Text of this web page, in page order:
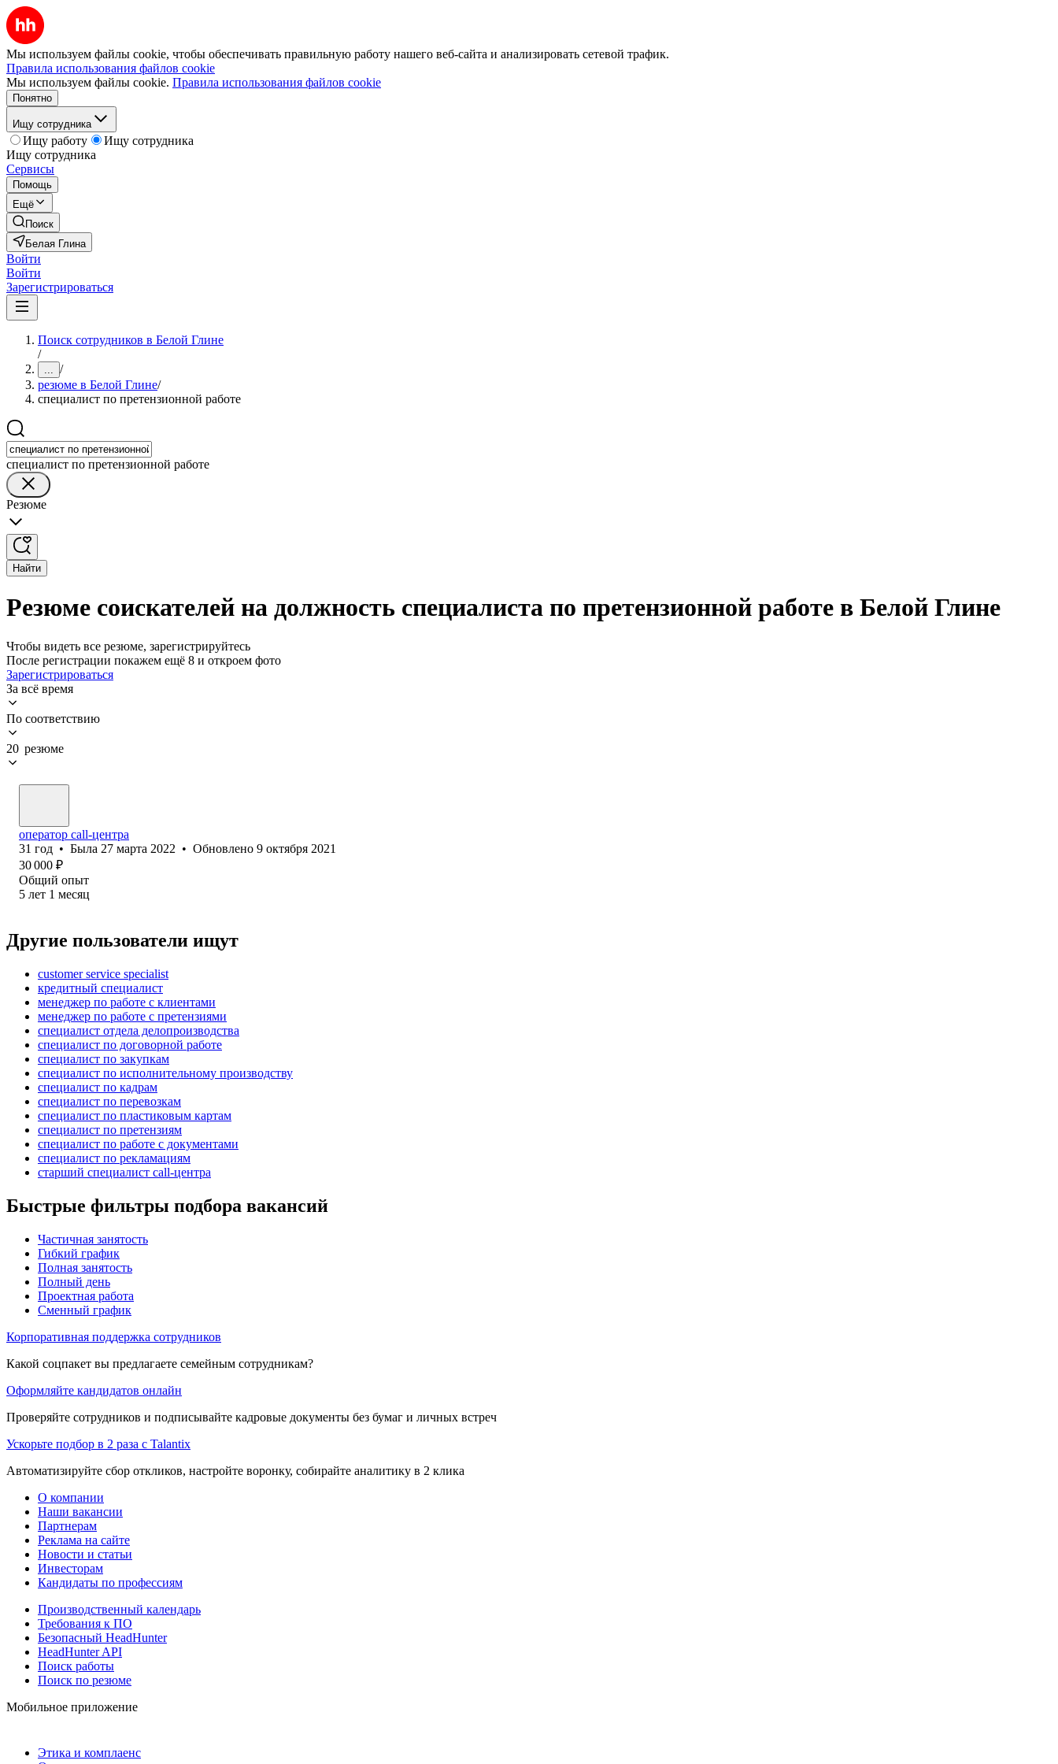
Мы используем файлы cookie, чтобы обеспечивать правильную работу нашего веб-сайта и анализировать сетевой трафик.
Правила использования файлов cookie
Мы используем файлы cookie. Правила использования файлов cookie
Понятно
Ищу сотрудника
Ищу работу
Ищу сотрудника
Ищу сотрудника
Сервисы
Помощь
Ещё
Поиск
Белая Глина
Войти
Войти
Зарегистрироваться
Поиск сотрудников в Белой Глине
/
... /
резюме в Белой Глине/
специалист по претензионной работе
специалист по претензионной работе
Резюме
Найти
Резюме соискателей на должность специалиста по претензионной работе в Белой Глине
Чтобы видеть все резюме, зарегистрируйтесь
После регистрации покажем ещё 8 и откроем фото
Зарегистрироваться
За всё время
По соответствию
20 резюме
оператор call-центра
31 год • Была 27 марта 2022 • Обновлено 9 октября 2021
30 000 ₽
Общий опыт
5 лет 1 месяц
Другие пользователи ищут
customer service specialist
кредитный специалист
менеджер по работе с клиентами
менеджер по работе с претензиями
специалист отдела делопроизводства
специалист по договорной работе
специалист по закупкам
специалист по исполнительному производству
специалист по кадрам
специалист по перевозкам
специалист по пластиковым картам
специалист по претензиям
специалист по работе с документами
специалист по рекламациям
старший специалист call-центра
Быстрые фильтры подбора вакансий
Частичная занятость
Гибкий график
Полная занятость
Полный день
Проектная работа
Сменный график
Корпоративная поддержка сотрудников
Какой соцпакет вы предлагаете семейным сотрудникам?
Оформляйте кандидатов онлайн
Проверяйте сотрудников и подписывайте кадровые документы без бумаг и личных встреч
Ускорьте подбор в 2 раза с Talantix
Автоматизируйте сбор откликов, настройте воронку, собирайте аналитику в 2 клика
О компании
Наши вакансии
Партнерам
Реклама на сайте
Новости и статьи
Инвесторам
Кандидаты по профессиям
Производственный календарь
Требования к ПО
Безопасный HeadHunter
HeadHunter API
Поиск работы
Поиск по резюме
Мобильное приложение
Этика и комплаенс